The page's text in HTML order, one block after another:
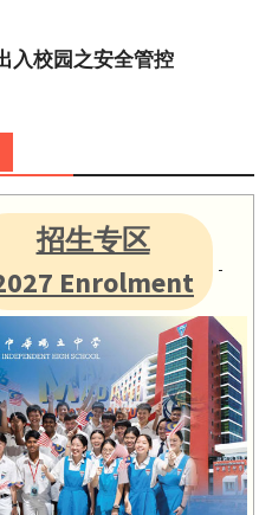
入校园之安全管控
招生专区
Enrolment